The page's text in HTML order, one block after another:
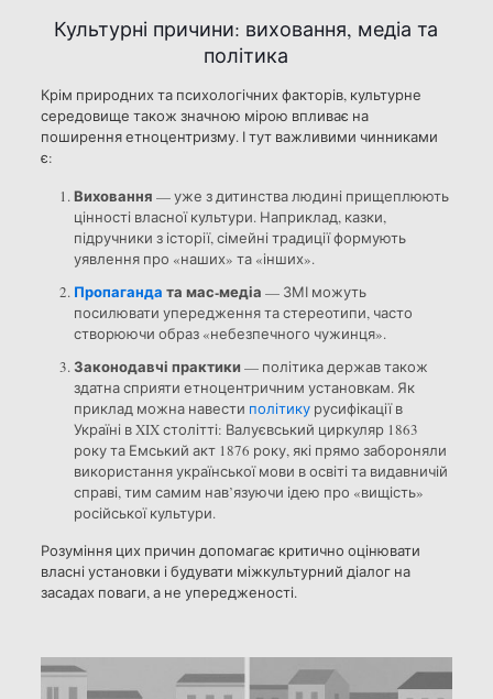
Культурні причини: виховання, медіа та
політика
Крім природних та психологічних факторів, культурне
середовище також значною мірою впливає на
поширення етноцентризму. І тут важливими чинниками
є:
Виховання — уже з дитинства людині прищеплюють
цінності власної культури. Наприклад, казки,
підручники з історії, сімейні традиції формують
уявлення про «наших» та «інших».
Пропаганда та мас-медіа — ЗМІ можуть
посилювати упередження та стереотипи, часто
створюючи образ «небезпечного чужинця».
Законодавчі практики— політика держав також
здатна сприяти етноцентричним установкам. Як
приклад можна навести політикурусифікації в
Україні в XIX столітті: Валуєвський циркуляр 1863
року та Емський акт 1876 року, які прямо забороняли
використання української мови в освіті та видавничій
справі, тим самим нав’язуючи ідею про «вищість»
російської культури.
Розуміння цих причин допомагає критично оцінювати
власні установки і будувати міжкультурний діалог на
засадах поваги, а не упередженості.